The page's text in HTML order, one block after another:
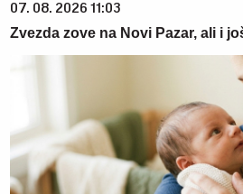
07. 08. 2026 11:03
Zvezda zove na Novi Pazar, ali i